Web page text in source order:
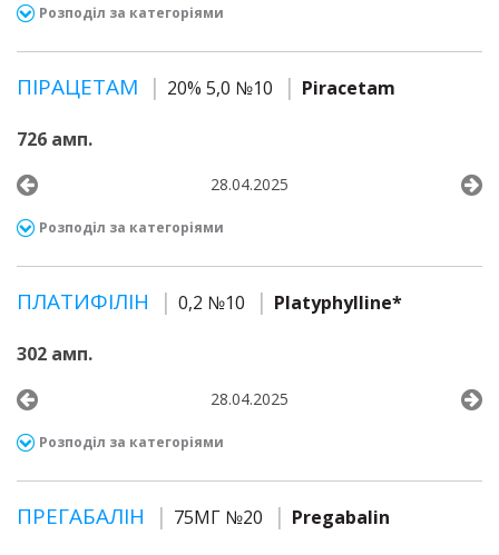
Розподіл за категоріями
ПІРАЦЕТАМ 20% 5,0 №10 Piracetam
726 амп.
28.04.2025
Розподіл за категоріями
ПЛАТИФІЛІН 0,2 №10 Platyphylline*
302 амп.
28.04.2025
Розподіл за категоріями
ПРЕГАБАЛІН 75МГ №20 Pregabalin